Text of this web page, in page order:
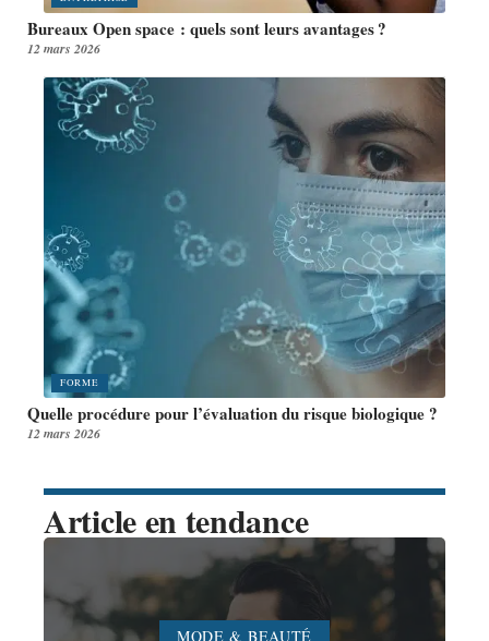
Bureaux Open space : quels sont leurs avantages ?
12 mars 2026
FORME
Quelle procédure pour l’évaluation du risque biologique ?
12 mars 2026
Article en tendance
MODE & BEAUTÉ